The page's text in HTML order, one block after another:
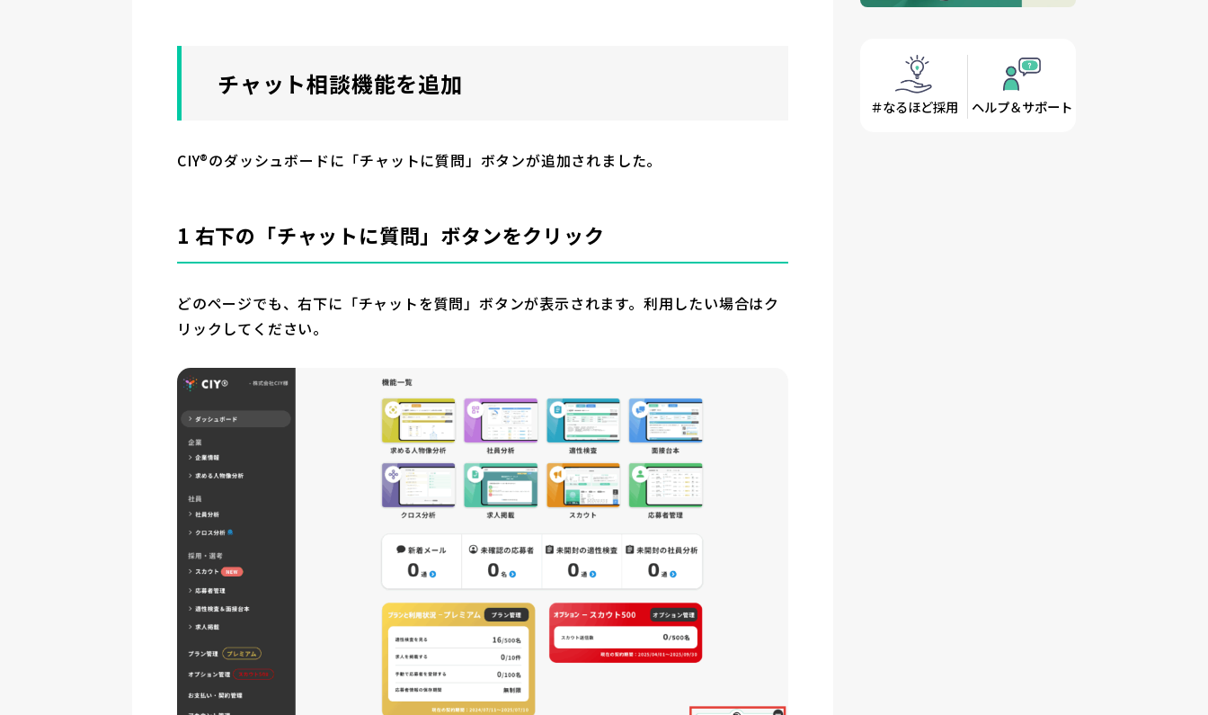
チャット相談機能を追加
CIY®のダッシュボードに「チャットに質問」ボタンが追加されました。
1 右下の「チャットに質問」ボタンをクリック
どのページでも、右下に「チャットを質問」ボタンが表示されます。利用したい場合はク
リックしてください。
＃なるほど採用 ヘルプ＆サポート